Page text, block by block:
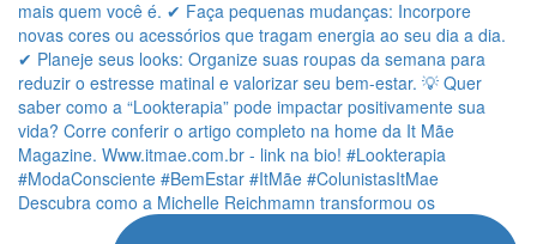
Descubra como a Michelle Reichmamn transformou os